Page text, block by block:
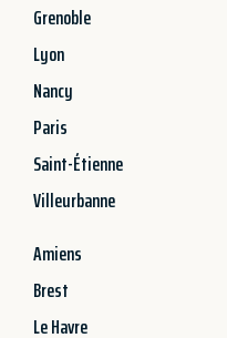
Grenoble
Lyon
Nancy
Paris
Saint-Étienne
Villeurbanne
Amiens
Brest
Le Havre